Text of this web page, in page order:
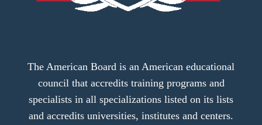
The American Board is an American educational
council that accredits training programs and
specialists in all specializations listed on its lists
and accredits universities, institutes and centers.